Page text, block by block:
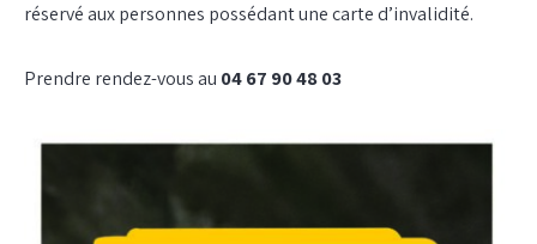
réservé aux personnes possédant une carte d’invalidité.
Prendre rendez-vous au 04 67 90 48 03